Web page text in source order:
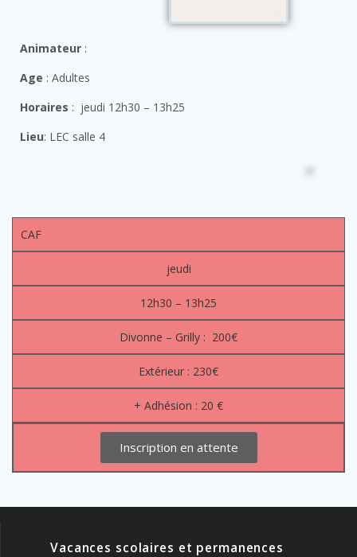
Animateur :
Age : Adultes
Horaires : jeudi 12h30 – 13h25
Lieu: LEC salle 4
CAF
jeudi
12h30 – 13h25
Divonne – Grilly : 200€
Extérieur : 230€
+ Adhésion : 20 €
Inscription en attente
Vacances scolaires et permanences